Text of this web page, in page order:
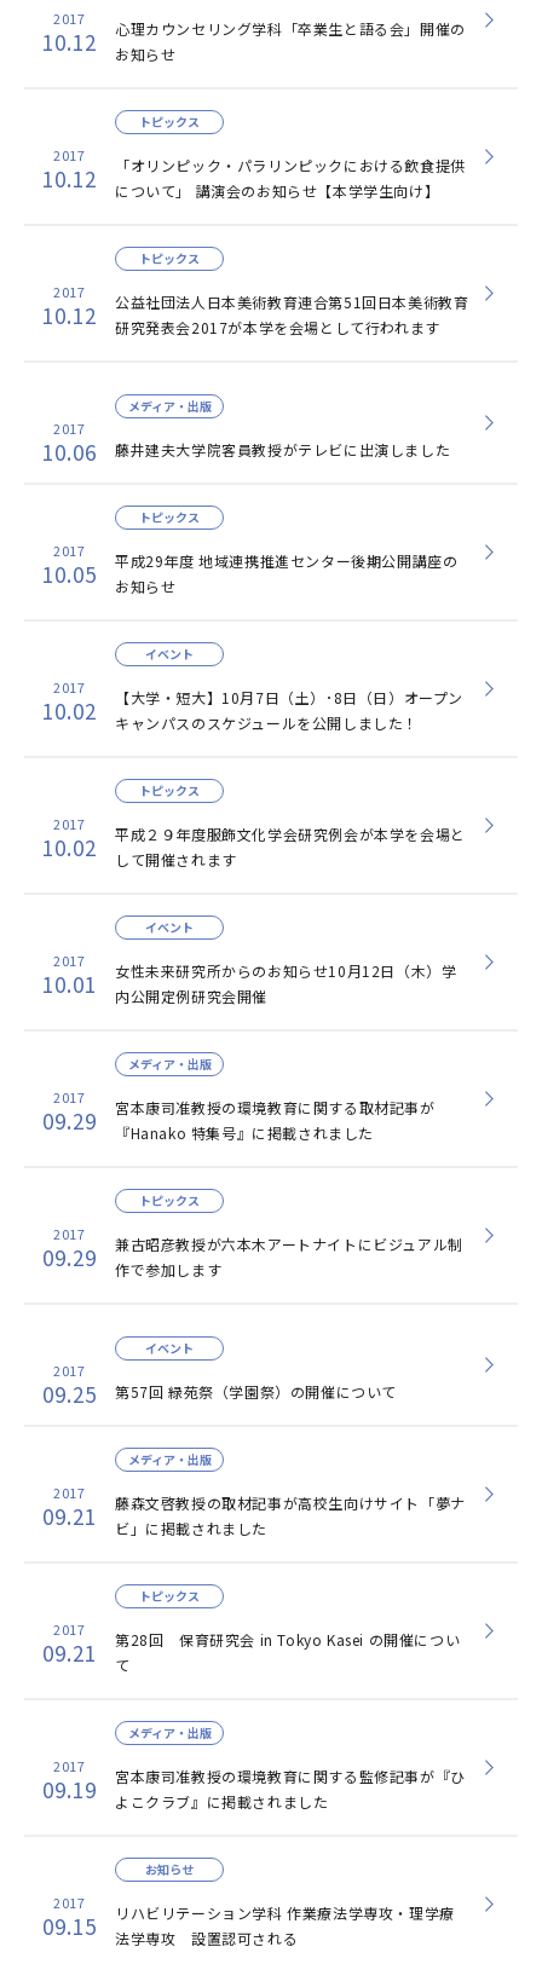
2017
10.12
心理カウンセリング学科「卒業生と語る会」開催の
お知らせ
2017
10.12
「オリンピック・パラリンピックにおける飲食提供
について」 講演会のお知らせ【本学学生向け】
トピックス
2017
10.12
公益社団法人日本美術教育連合第51回日本美術教育
研究発表会2017が本学を会場として行われます
トピックス
2017
10.06 藤井建夫大学院客員教授がテレビに出演しました
メディア・出版
2017
10.05
平成29年度 地域連携推進センター後期公開講座の
お知らせ
トピックス
2017
10.02
【大学・短大】10月7日（土）･8日（日）オープン
キャンパスのスケジュールを公開しました！
イベント
2017
10.02
平成２９年度服飾文化学会研究例会が本学を会場と
して開催されます
トピックス
2017
10.01
女性未来研究所からのお知らせ10月12日（木）学
内公開定例研究会開催
イベント
2017
09.29
宮本康司准教授の環境教育に関する取材記事が
『Hanako 特集号』に掲載されました
メディア・出版
2017
09.29
兼古昭彦教授が六本木アートナイトにビジュアル制
作で参加します
トピックス
2017
09.25 第57回 緑苑祭（学園祭）の開催について
イベント
2017
09.21
藤森文啓教授の取材記事が高校生向けサイト「夢ナ
ビ」に掲載されました
メディア・出版
2017
09.21
第28回 保育研究会 in Tokyo Kasei の開催につい
て
トピックス
2017
09.19
宮本康司准教授の環境教育に関する監修記事が『ひ
よこクラブ』に掲載されました
メディア・出版
2017
09.15
リハビリテーション学科 作業療法学専攻・理学療
法学専攻 設置認可される
お知らせ